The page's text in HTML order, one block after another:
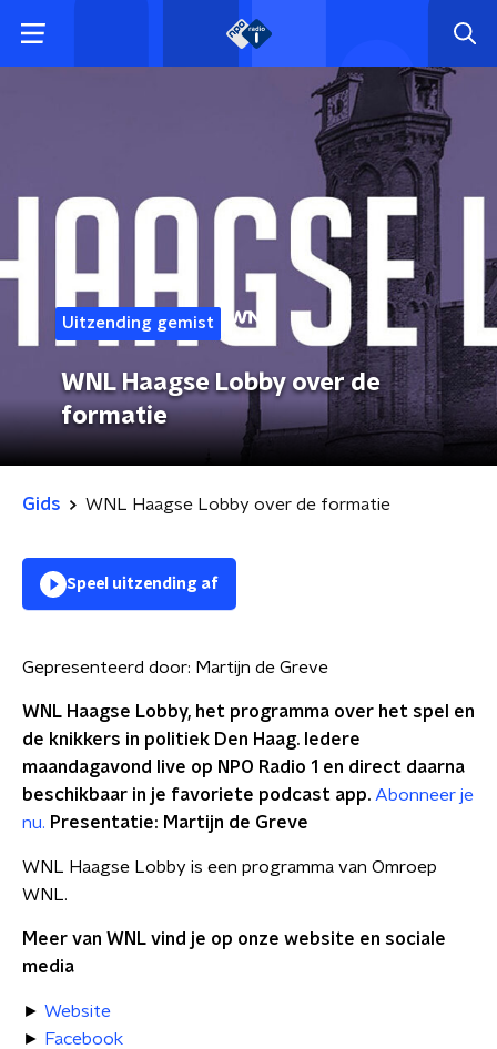
Uitzending gemist
WNL Haagse Lobby over de
formatie
Gids WNL Haagse Lobby over de formatie
Speel uitzending af
Gepresenteerd door: Martijn de Greve
WNL Haagse Lobby, het programma over het spel en
de knikkers in politiek Den Haag. Iedere
maandagavond live op NPO Radio 1 en direct daarna
beschikbaar in je favoriete podcast app. Abonneer je
nu. Presentatie: Martijn de Greve
WNL Haagse Lobby is een programma van Omroep
WNL.
Meer van WNL vind je op onze website en sociale
media
► Website
►
Facebook